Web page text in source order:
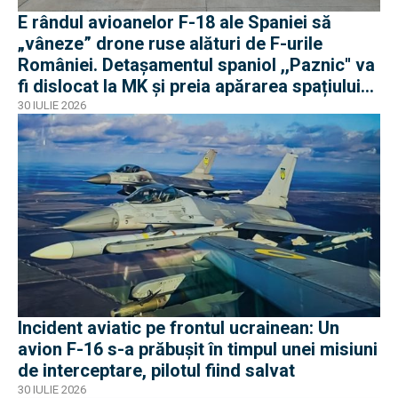
E rândul avioanelor F-18 ale Spaniei să
„vâneze” drone ruse alături de F-urile
României. Detașamentul spaniol ,,Paznic'' va
fi dislocat la MK și preia apărarea spațiului
aerian românesc
30 IULIE 2026
Incident aviatic pe frontul ucrainean: Un
avion F-16 s-a prăbușit în timpul unei misiuni
de interceptare, pilotul fiind salvat
30 IULIE 2026